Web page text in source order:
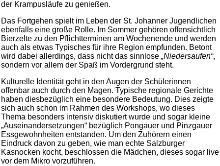
der Krampusläufe zu genießen.
Das Fortgehen spielt im Leben der St. Johanner Jugendlichen
ebenfalls eine große Rolle. Im Sommer gehören offensichtlich
Bierzelte zu den Pflichtterminen am Wochenende und werden
auch als etwas Typisches für ihre Region empfunden. Betont
wird dabei allerdings, dass nicht das sinnlose „Niedersaufen“,
sondern vor allem der Spaß im Vordergrund steht.
Kulturelle Identität geht in den Augen der Schülerinnen
offenbar auch durch den Magen. Typische regionale Gerichte
haben diesbezüglich eine besondere Bedeutung. Dies zeigte
sich auch schon im Rahmen des Workshops, wo dieses
Thema besonders intensiv diskutiert wurde und sogar kleine
„Auseinandersetzungen“ bezüglich Pongauer und Pinzgauer
Essgewohnheiten entstanden. Um den Zuhörern einen
Eindruck davon zu geben, wie man echte Salzburger
Kasnocken kocht, beschlossen die Mädchen, dieses sogar live
vor dem Mikro vorzuführen.